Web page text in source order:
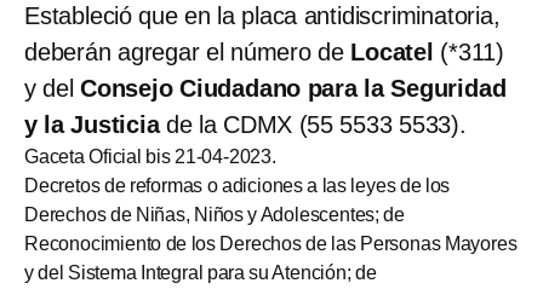
Estableció que en la placa antidiscriminatoria,
deberán agregar el número de Locatel (*311)
y del Consejo Ciudadano para la Seguridad
y la Justiciade la CDMX (55 5533 5533).
Gaceta Oficial bis 21-04-2023.
Decretos de reformas o adiciones a las leyes de los
Derechos de Niñas, Niños y Adolescentes; de
Reconocimiento de los Derechos de las Personas Mayores
y del Sistema Integral para su Atención; de